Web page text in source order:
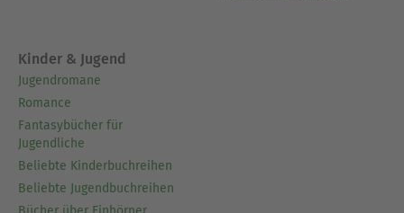
Kinder & Jugend
Jugendromane
Romance
Fantasybücher für
Jugendliche
Beliebte Kinderbuchreihen
Beliebte Jugendbuchreihen